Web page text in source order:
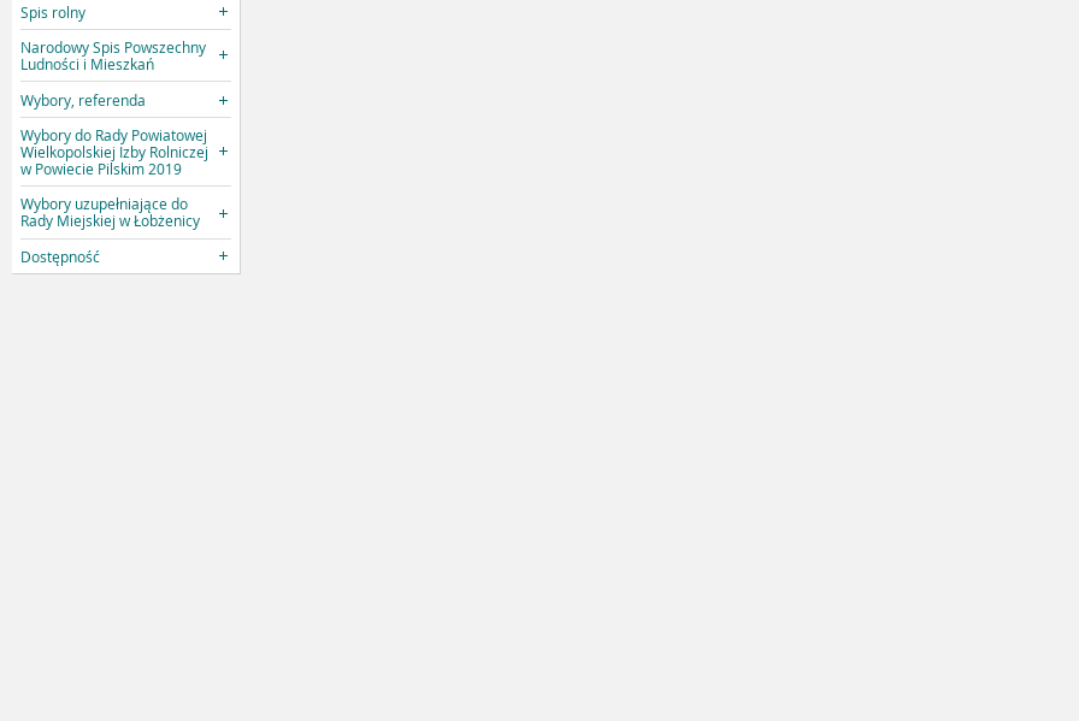
Spis rolny
Narodowy Spis Powszechny
Ludności i Mieszkań
Wybory, referenda
Wybory do Rady Powiatowej
Wielkopolskiej Izby Rolniczej
w Powiecie Pilskim 2019
Wybory uzupełniające do
Rady Miejskiej w Łobżenicy
Dostępność